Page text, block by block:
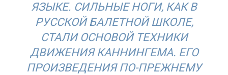
ЯЗЫКЕ. СИЛЬНЫЕ НОГИ, КАК В
РУССКОЙ БАЛЕТНОЙ ШКОЛЕ,
СТАЛИ ОСНОВОЙ ТЕХНИКИ
ДВИЖЕНИЯ КАННИНГЕМА. ЕГО
ПРОИЗВЕДЕНИЯ ПО-ПРЕЖНЕМУ